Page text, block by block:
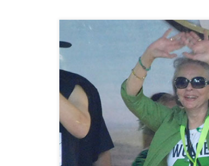
W około 3:25 minucie filmu z Marszu
wysłuchać przemówienia Babci Ganji z USA
został nakręcony przez ekipę sklepu THC-